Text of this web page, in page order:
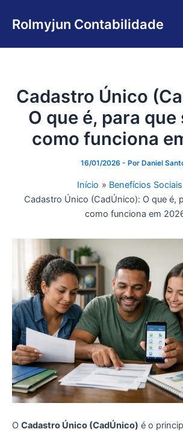
para
conteúdo
Rolmyjun Contabilidade
Cadastro Único
O que é, para que
como funciona
16/01/2026 - Por Daniel
Início
Benefícios Sociais
Cadastro Único (CadÚnico): O que é,
como funciona em
O Cadastro Único (CadÚnico) é o